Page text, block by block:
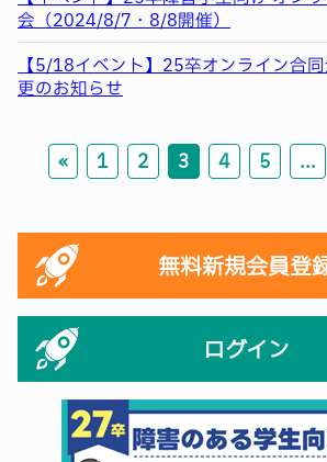
会（2024/8/7・8/8開催）
【5/18イベント】25卒オンライン合
更のお知らせ
« 1 2 3 4 5 ...
無料新規会員登
ログイン